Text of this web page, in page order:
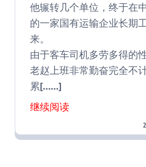
他辗转几个单位，终于在
的一家国有运输企业长期
来。
由于客车司机多劳多得的
老赵上班非常勤奋完全不
累[……]
继续阅读